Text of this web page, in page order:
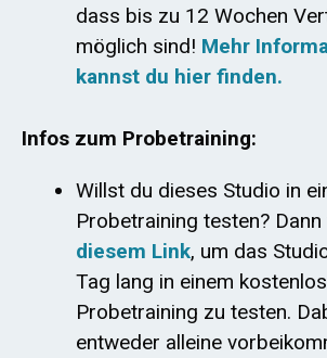
dass bis zu 12 Wochen
möglich sind! Mehr
kannst du hier finden.
Infos zum Probetraining:
Willst du dieses Studio in
Probetraining testen?
diesem Link, um das
Tag lang in einem
Probetraining zu testen.
entweder alleine